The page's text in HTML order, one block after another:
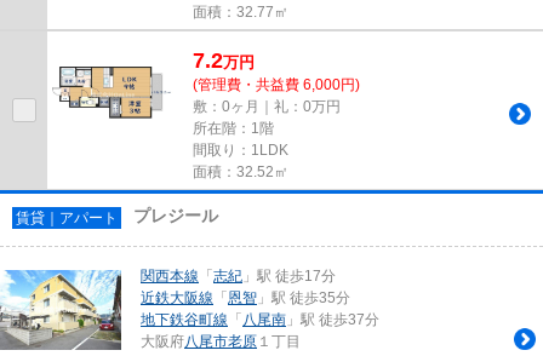
面積：32.77㎡
7.2万円
(管理費・共益費 6,000円)
敷：0ヶ月｜礼：0万円
所在階：1階
間取り：1LDK
面積：32.52㎡
賃貸｜アパート プレジール
関西本線 「志紀 」駅 徒歩17分
近鉄大阪線 「恩智 」駅 徒歩35分
地下鉄谷町線 「 八尾南 」駅 徒歩37分
大阪府八尾市老原 １丁目